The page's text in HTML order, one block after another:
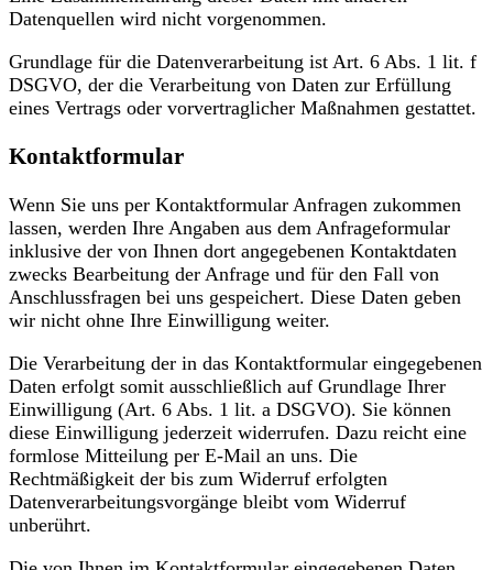
Datenquellen wird nicht vorgenommen.
Grundlage für die Datenverarbeitung ist Art. 6 Abs. 1 lit. f
DSGVO, der die Verarbeitung von Daten zur Erfüllung
eines Vertrags oder vorvertraglicher Maßnahmen gestattet.
Kontaktformular
Wenn Sie uns per Kontaktformular Anfragen zukommen
lassen, werden Ihre Angaben aus dem Anfrageformular
inklusive der von Ihnen dort angegebenen Kontaktdaten
zwecks Bearbeitung der Anfrage und für den Fall von
Anschlussfragen bei uns gespeichert. Diese Daten geben
wir nicht ohne Ihre Einwilligung weiter.
Die Verarbeitung der in das Kontaktformular eingegebenen
Daten erfolgt somit ausschließlich auf Grundlage Ihrer
Einwilligung (Art. 6 Abs. 1 lit. a DSGVO). Sie können
diese Einwilligung jederzeit widerrufen. Dazu reicht eine
formlose Mitteilung per E-Mail an uns. Die
Rechtmäßigkeit der bis zum Widerruf erfolgten
Datenverarbeitungsvorgänge bleibt vom Widerruf
unberührt.